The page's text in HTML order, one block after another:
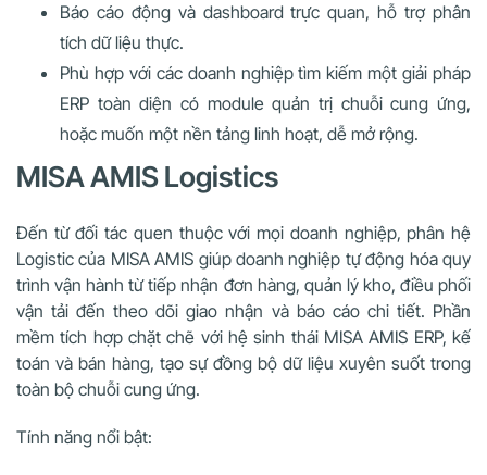
Báo cáo động và dashboard trực quan, hỗ trợ phân
tích dữ liệu thực.
Phù hợp với các doanh nghiệp tìm kiếm một giải pháp
ERP toàn diện có module quản trị chuỗi cung ứng,
hoặc muốn một nền tảng linh hoạt, dễ mở rộng.
MISA AMIS Logistics
Đến từ đối tác quen thuộc với mọi doanh nghiệp, phân hệ
Logistic của MISA AMIS giúp doanh nghiệp tự động hóa quy
trình vận hành từ tiếp nhận đơn hàng, quản lý kho, điều phối
vận tải đến theo dõi giao nhận và báo cáo chi tiết. Phần
mềm tích hợp chặt chẽ với hệ sinh thái MISA AMIS ERP, kế
toán và bán hàng, tạo sự đồng bộ dữ liệu xuyên suốt trong
toàn bộ chuỗi cung ứng.
Tính năng nổi bật: